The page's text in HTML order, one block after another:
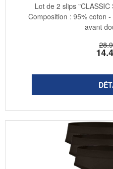
28
14
Lot de 2 slips
Composition : 95% coton
avant